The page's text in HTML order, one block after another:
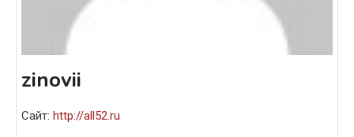
zinovii
Сайт: http://all52.ru